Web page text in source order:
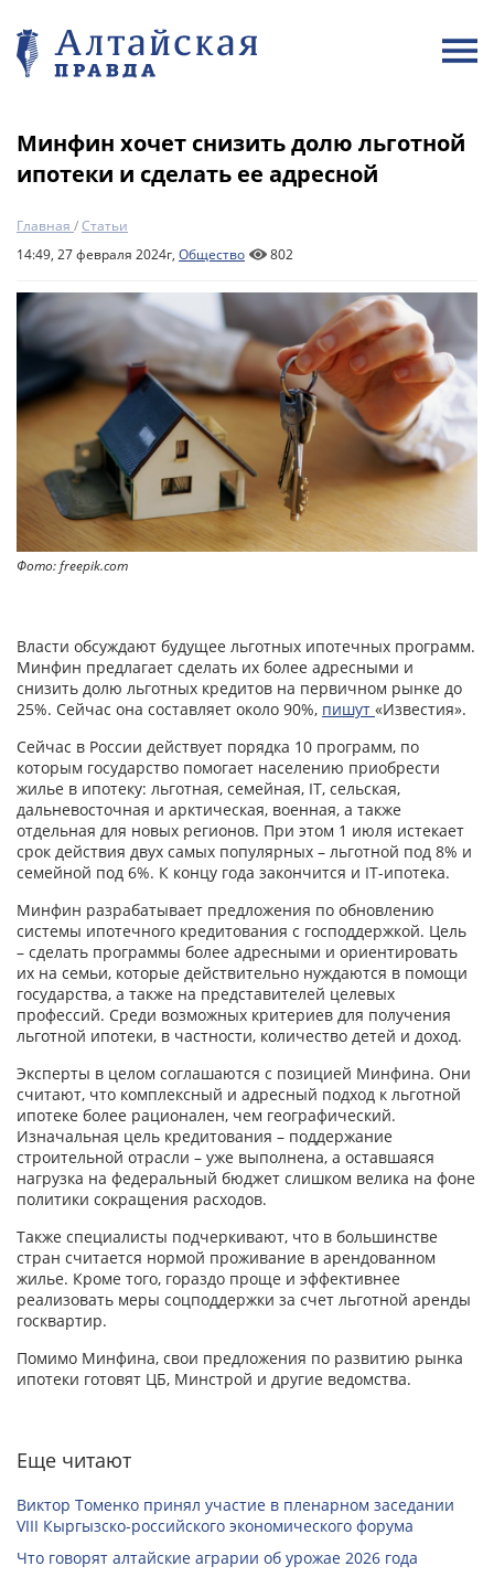
Минфин хочет снизить долю льготной
ипотеки и сделать ее адресной
Главная /Статьи
14:49, 27 февраля 2024г, Общество 802
Фото: freepik.com
Власти обсуждают будущее льготных ипотечных программ.
Минфин предлагает сделать их более адресными и
снизить долю льготных кредитов на первичном рынке до
25%. Сейчас она составляет около 90%, пишут «Известия».
Сейчас в России действует порядка 10 программ, по
которым государство помогает населению приобрести
жилье в ипотеку: льготная, семейная, IT, сельская,
дальневосточная и арктическая, военная, а также
отдельная для новых регионов. При этом 1 июля истекает
срок действия двух самых популярных – льготной под 8% и
семейной под 6%. К концу года закончится и IT-ипотека.
Минфин разрабатывает предложения по обновлению
системы ипотечного кредитования с господдержкой. Цель
– сделать программы более адресными и ориентировать
их на семьи, которые действительно нуждаются в помощи
государства, а также на представителей целевых
профессий. Среди возможных критериев для получения
льготной ипотеки, в частности, количество детей и доход.
Эксперты в целом соглашаются с позицией Минфина. Они
считают, что комплексный и адресный подход к льготной
ипотеке более рационален, чем географический.
Изначальная цель кредитования – поддержание
строительной отрасли – уже выполнена, а оставшаяся
нагрузка на федеральный бюджет слишком велика на фоне
политики сокращения расходов.
Также специалисты подчеркивают, что в большинстве
стран считается нормой проживание в арендованном
жилье. Кроме того, гораздо проще и эффективнее
реализовать меры соцподдержки за счет льготной аренды
госквартир.
Помимо Минфина, свои предложения по развитию рынка
ипотеки готовят ЦБ, Минстрой и другие ведомства.
Еще читают
Виктор Томенко принял участие в пленарном заседании
VIII Кыргызско-российского экономического форума
Что говорят алтайские аграрии об урожае 2026 года